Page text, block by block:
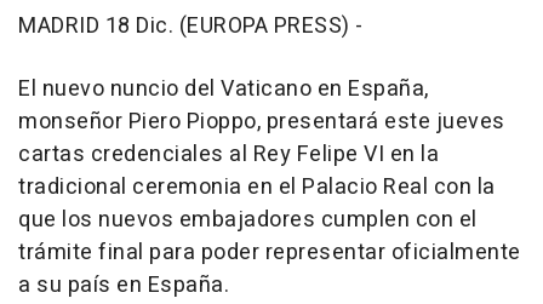
MADRID 18 Dic. (EUROPA PRESS) -
El nuevo nuncio del Vaticano en España,
monseñor Piero Pioppo, presentará este jueves
cartas credenciales al Rey Felipe VI en la
tradicional ceremonia en el Palacio Real con la
que los nuevos embajadores cumplen con el
trámite final para poder representar oficialmente
a su país en España.